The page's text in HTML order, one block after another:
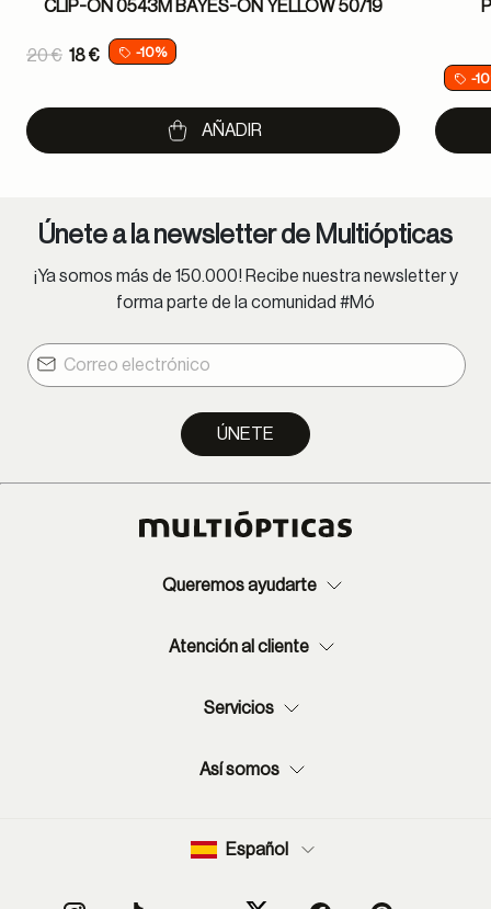
CLIP-ON 0543M BAYES-ON YELLOW 50/19
Price reduced from
20 € 18 € -10%
AÑADIR
-
Únete a la newsletter de Multiópticas
¡Ya somos más de 150.000! Recibe nuestra newsletter y
forma parte de la comunidad #Mó
ÚNETE
Queremos ayudarte
Atención al cliente
Servicios
Así somos
Español